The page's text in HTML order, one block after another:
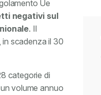
Ue
negativi sul
. Il
in scadenza il 30
categorie di
volume annuo